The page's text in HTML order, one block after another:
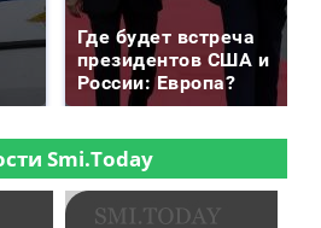
Где будет встреча
президентов США и
России: Европа?